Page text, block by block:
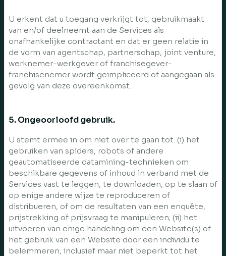
U erkent dat u toegang verkrijgt tot, gebruikmaakt
van en/of deelneemt aan de Services als
onafhankelijke contractant en dat er geen relatie in
de vorm van agentschap, partnerschap, joint venture,
werknemer-werkgever of franchisegever-
franchisenemer wordt geïmpliceerd of aangegaan als
gevolg van deze overeenkomst.
5. Ongeoorloofd gebruik.
U stemt ermee in om niet over te gaan tot: (i) het
gebruiken van spiders, robots of andere
geautomatiseerde datamining-technieken om
beschikbare gegevens of inhoud in verband met de
Services vast te leggen, te downloaden, op te slaan of
op enige andere wijze te reproduceren of
distribueren, of om de resultaten van een enquête,
prijstrekking of prijsvraag te manipuleren; (ii) het
uitvoeren van enige handeling om een Website(s) of
het gebruik van een Website door een individu te
belemmeren, inclusief maar niet beperkt tot het